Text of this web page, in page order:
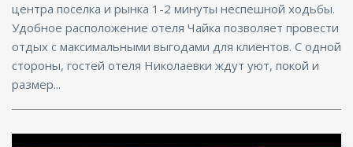
центра поселка и рынка 1-2 минуты неспешной ходьбы.
Удобное расположение отеля Чайка позволяет провести
отдых с максимальными выгодами для клиентов. С одной
стороны, гостей отеля Николаевки ждут уют, покой и
размер...